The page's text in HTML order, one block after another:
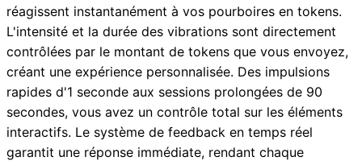
réagissent instantanément à vos pourboires en tokens.
L'intensité et la durée des vibrations sont directement
contrôlées par le montant de tokens que vous envoyez,
créant une expérience personnalisée. Des impulsions
rapides d'1 seconde aux sessions prolongées de 90
secondes, vous avez un contrôle total sur les éléments
interactifs. Le système de feedback en temps réel
garantit une réponse immédiate, rendant chaque